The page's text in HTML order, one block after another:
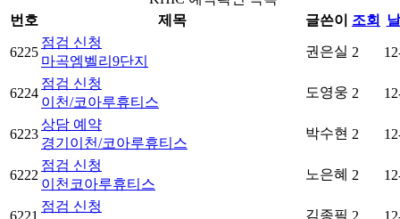
번호
제목 글쓴이 조회
6225
점검 신청
마곡엠벨리9단지
권은실 2
6224
점검 신청
이천/코아루휴티스
도영웅 2
6223
상담 예약
경기이천/코아루휴티스
박수현 2
6222
점검 신청
이천코아루휴티스
노은혜 2
점검 신청
김종필